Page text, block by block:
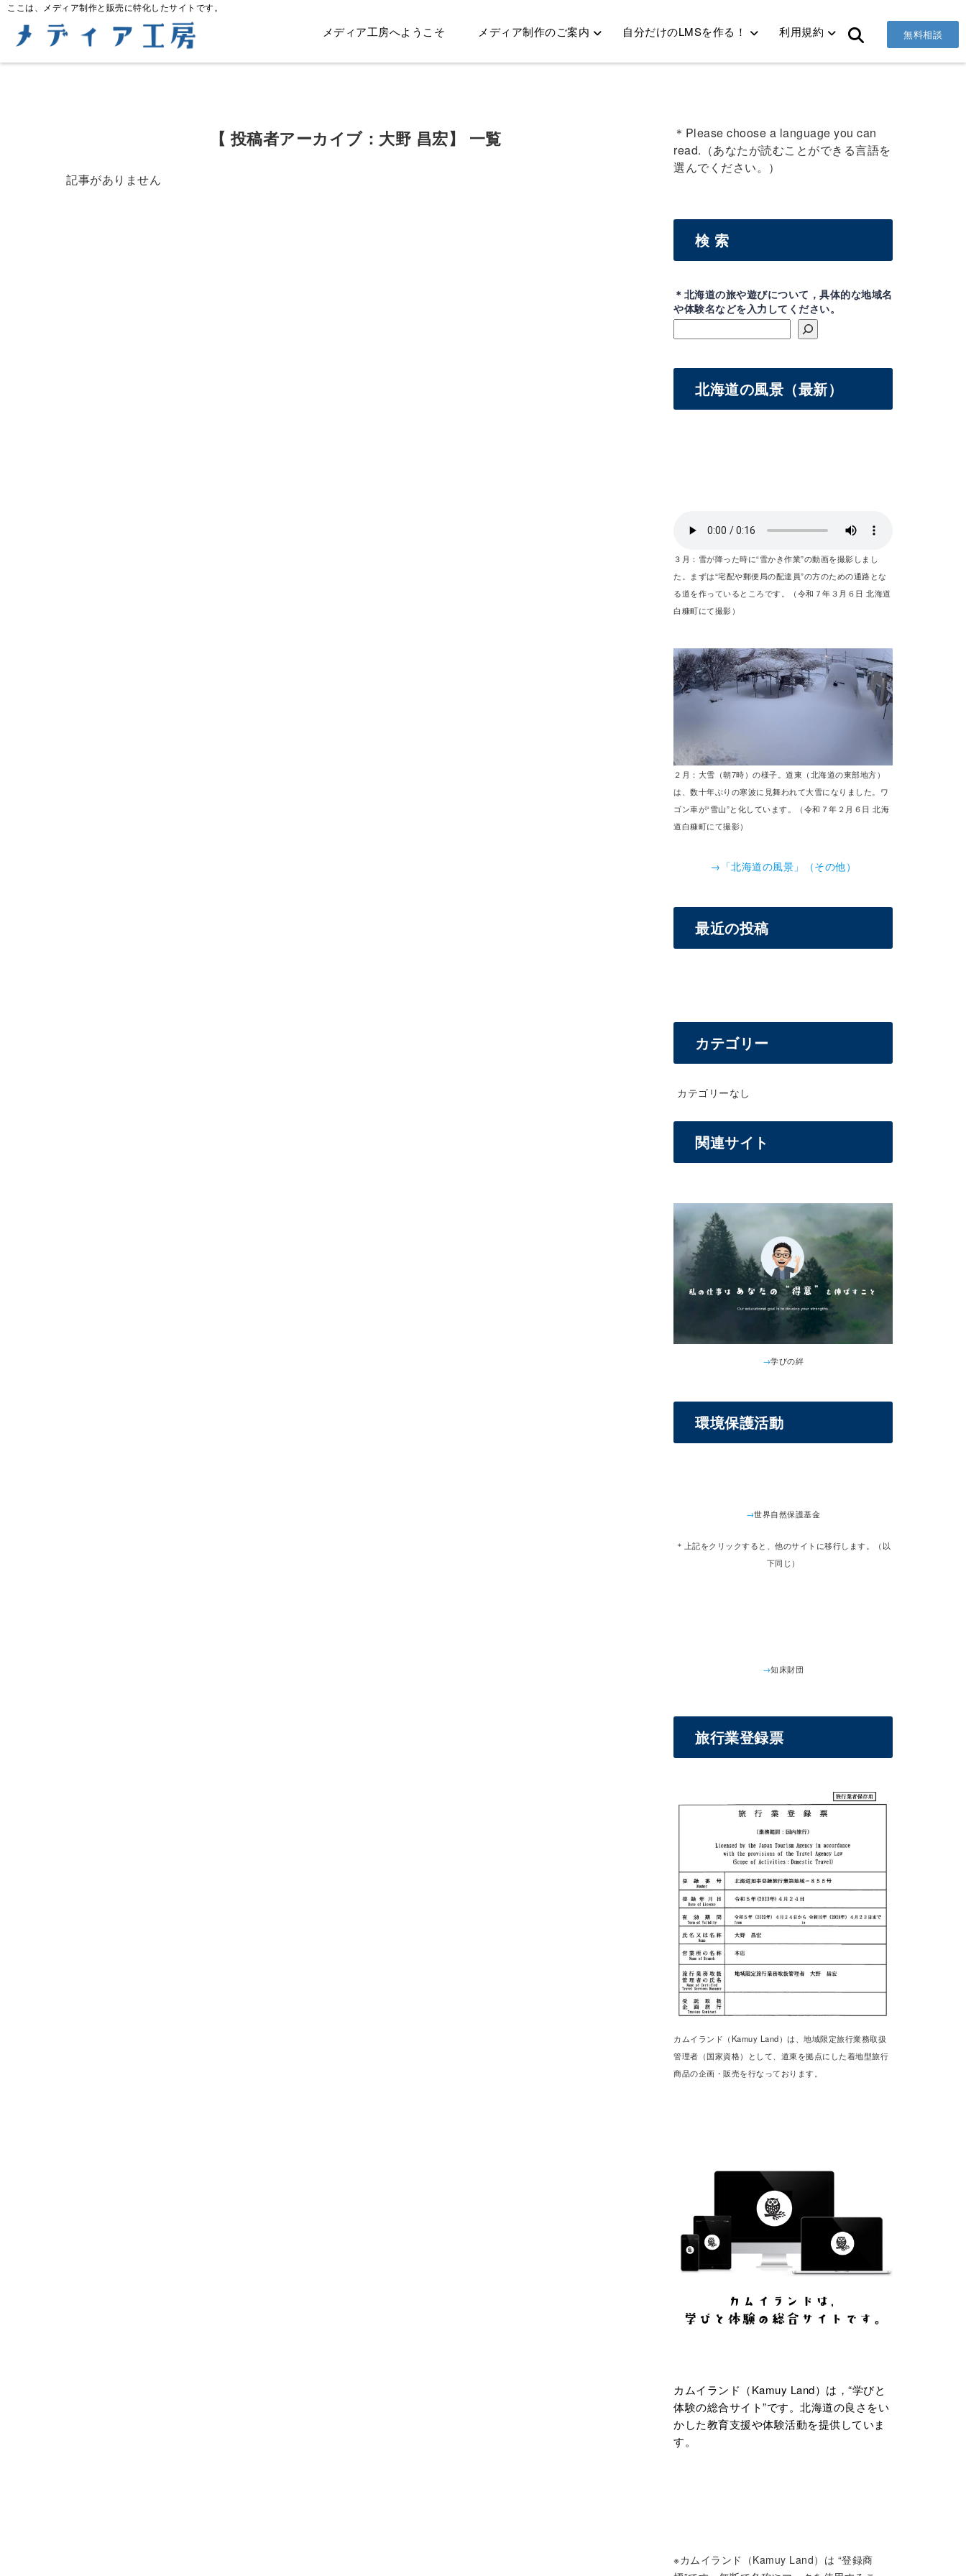
ここは、メディア制作と販売に特化したサイトです。
メディア工房へようこそ メディア制作のご案内 自分だけのLMSを作る！ 利用規約 無料相談
【 投稿者アーカイブ：大野 昌宏】 一覧
記事がありません
＊Please choose a language you can
read.（あなたが読むことができる言語を
選んでください。）
検 索
＊北海道の旅や遊びについて，具体的な地域名
や体験名などを入力してください。
北海道の風景（最新）
３月：雪が降った時に“雪かき作業”の動画を撮影しまし
た。まずは“宅配や郵便局の配達員”の方のための通路とな
る道を作っているところです。（令和７年３月６日 北海道
白糠町にて撮影）
２月：大雪（朝7時）の様子。道東（北海道の東部地方）
は、数十年ぶりの寒波に見舞われて大雪になりました。ワ
ゴン車が“雪山”と化しています。（令和７年２月６日 北海
道白糠町にて撮影）
→「北海道の風景」（その他）
最近の投稿
カテゴリー
カテゴリーなし
関連サイト
→学びの絆
環境保護活動
→世界自然保護基金
＊上記をクリックすると、他のサイトに移行します。（以
下同じ）
→知床財団
旅行業登録票
カムイランド（Kamuy Land）は、地域限定旅行業務取扱
管理者（国家資格）として、道東を拠点にした着地型旅行
商品の企画・販売を行なっております。
カムイランド（Kamuy Land）は，“学びと
体験の総合サイト”です。北海道の良さをい
かした教育支援や体験活動を提供していま
す。
※カムイランド（Kamuy Land）は “登録商